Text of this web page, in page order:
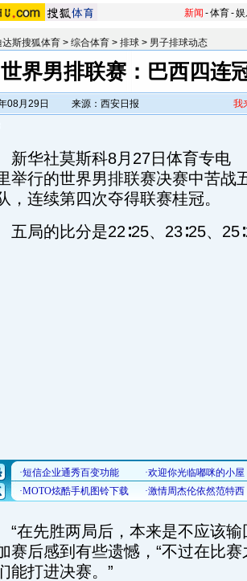
新闻 -体育-
达斯搜狐体育 > 综合体育 > 排球 > 男子排球动态
世界男排联赛：巴西四连
08月29日
来源：西安日报 我
华社莫斯科8月27日体育专电
举行的世界男排联赛决赛中苦战
，连续第四次夺得联赛桂冠。
局的比分是22∶25、23∶25、
先胜两局后，本来是不应该输
赛后感到有些遗憾，“不过在比
能打进决赛。”